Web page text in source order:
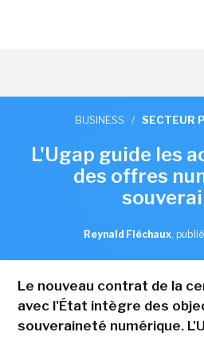
BUSINESS / SECTEUR
L'Ugap guide les
des offres
Reynald Fléchaux,
Le nouveau contrat de la
avec l'État intègre des
souveraineté numérique.